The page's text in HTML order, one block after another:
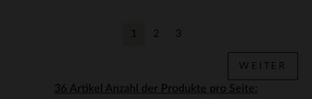
Anzahl der Produkte pro Seite:
1 2 3
WEITER